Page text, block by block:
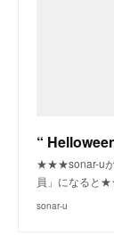
★★★sonar-uが
員」になると
sonar-u